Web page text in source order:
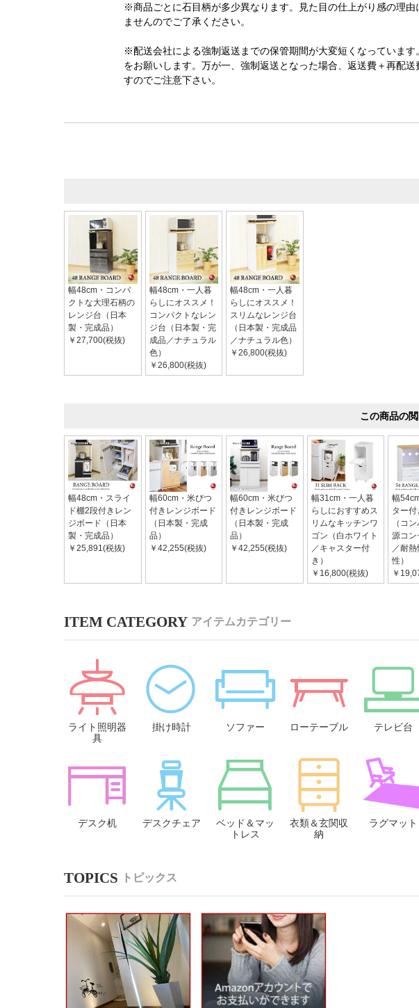
※商品ごとに石目柄が多少異なります。見た目の仕上がり感の理由
ませんのでご了承ください。
※配送会社による強制返送までの保管期間が大変短くなっています
をお願いします。万が一、強制返送となった場合、返送費＋再配送
すのでご注意下さい。
幅48cm・コンパ
クトな大理石柄の
レンジ台（日本
製・完成品）
￥27,700(税抜)
幅48cm・一人暮
らしにオススメ！
コンパクトなレン
ジ台（日本製・完
成品／ナチュラル
色）
￥26,800(税抜)
幅48cm・一人暮
らしにオススメ！
スリムなレンジ台
（日本製・完成品
／ナチュラル色）
￥26,800(税抜)
この商品の
幅48cm・スライ
ド棚2段付きレン
ジボード（日本
製・完成品）
￥25,891(税抜)
幅60cm・米びつ
付きレンジボード
（日本製・完成
品）
￥42,255(税抜)
幅60cm・米びつ
付きレンジボード
（日本製・完成
品）
￥42,255(税抜)
幅31cm・一人暮
らしにおすすめス
リムなキッチンワ
ゴン（白ホワイト
／キャスター付
き）
￥16,800(税抜)
幅
ター付
（コ
源コン
／耐
性）
￥
アイテムカテゴリー
ライト照明器
具
掛け時計 ソファー ローテーブル テレビ台
デスク机 デスクチェア
ベッド＆マッ
トレス
衣類＆玄関収
納
ラグマット
トピックス